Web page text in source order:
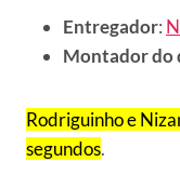
Entregador:
Montador do
Rodriguinho e
segundos.